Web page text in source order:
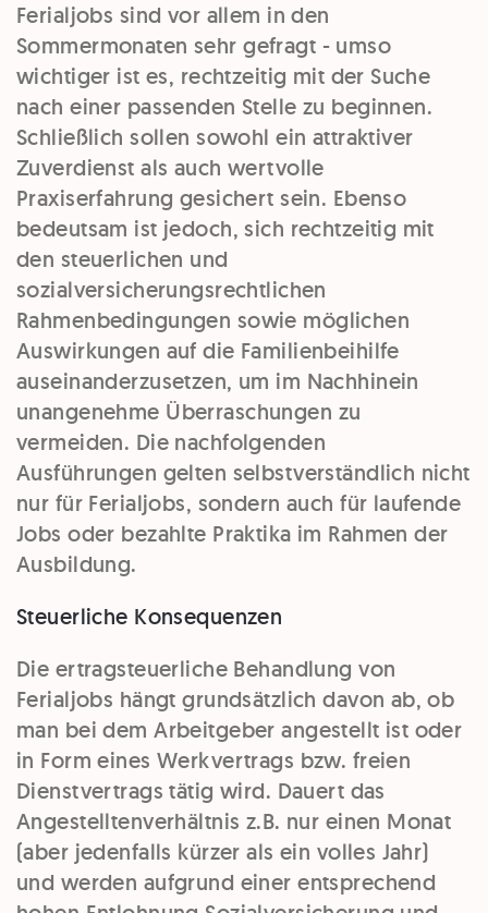
Ferialjobs sind vor allem in den
Sommermonaten sehr gefragt - umso
wichtiger ist es, rechtzeitig mit der Suche
nach einer passenden Stelle zu beginnen.
Schließlich sollen sowohl ein attraktiver
Zuverdienst als auch wertvolle
Praxiserfahrung gesichert sein. Ebenso
bedeutsam ist jedoch, sich rechtzeitig mit
den steuerlichen und
sozialversicherungsrechtlichen
Rahmenbedingungen sowie möglichen
Auswirkungen auf die Familienbeihilfe
auseinanderzusetzen, um im Nachhinein
unangenehme Überraschungen zu
vermeiden. Die nachfolgenden
Ausführungen gelten selbstverständlich nicht
nur für Ferialjobs, sondern auch für laufende
Jobs oder bezahlte Praktika im Rahmen der
Ausbildung.
Steuerliche Konsequenzen
Die ertragsteuerliche Behandlung von
Ferialjobs hängt grundsätzlich davon ab, ob
man bei dem Arbeitgeber angestellt ist oder
in Form eines Werkvertrags bzw. freien
Dienstvertrags tätig wird. Dauert das
Angestelltenverhältnis z.B. nur einen Monat
(aber jedenfalls kürzer als ein volles Jahr)
und werden aufgrund einer entsprechend